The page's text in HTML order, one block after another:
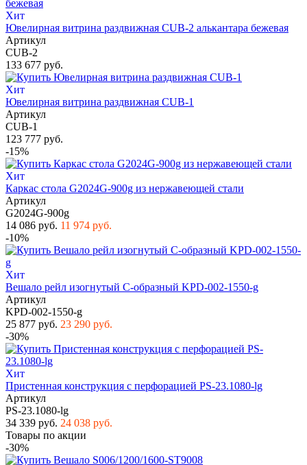
Хит
Ювелирная витрина раздвижная CUB-2 алькантара бежевая
Артикул
CUB-2
133 677 руб.
Хит
Ювелирная витрина раздвижная CUB-1
Артикул
CUB-1
123 777 руб.
-15%
Хит
Каркас стола G2024G-900g из нержавеющей стали
Артикул
G2024G-900g
14 086 руб. 11 974 руб.
-10%
Хит
Вешало рейл изогнутый С-образный KPD-002-1550-g
Артикул
KPD-002-1550-g
25 877 руб. 23 290 руб.
-30%
Хит
Пристенная конструкция с перфорацией PS-23.1080-lg
Артикул
PS-23.1080-lg
34 339 руб. 24 038 руб.
Товары по акции
-30%